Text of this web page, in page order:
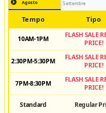
Agosto Settembre
Tempo Tipo
10AM-1PM
FLASH SALE
PRICE!
2:30PM-5:30PM
FLASH SALE
PRICE!
7PM-8:30PM
FLASH SALE
PRICE!
Standard Regular